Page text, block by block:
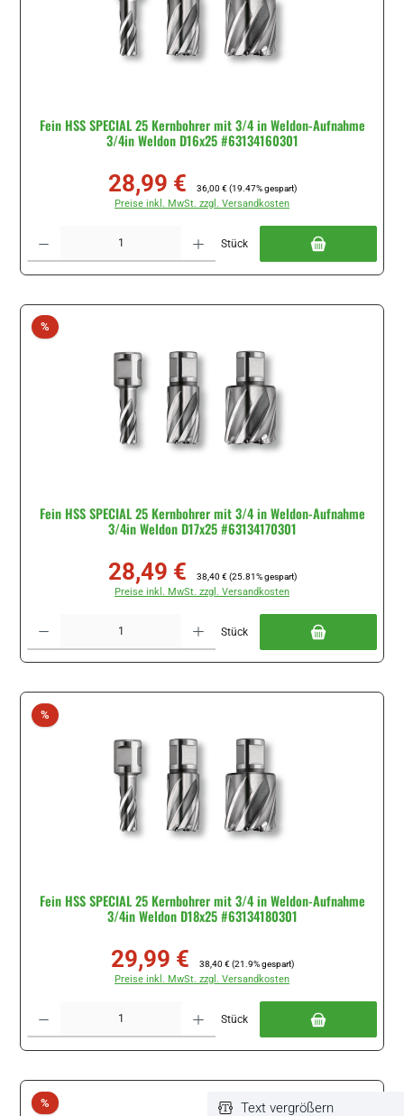
Fein HSS SPECIAL 25 Kernbohrer mit 3/4 in Weldon-Aufnahme
3/4in Weldon D16x25 #63134160301
Verkaufspreis:
28,99 € Regulärer Preis:
36,00 € (19.47% gespart)
Preise inkl. MwSt. zzgl. Versandkosten
Stück
%Rabatt
Fein HSS SPECIAL 25 Kernbohrer mit 3/4 in Weldon-Aufnahme
3/4in Weldon D17x25 #63134170301
Verkaufspreis:
28,49 € 38,40 € (25.81% gespart)
Preise inkl. MwSt. zzgl. Versandkosten
Stück
%Rabatt
Fein HSS SPECIAL 25 Kernbohrer mit 3/4 in Weldon-Aufnahme
3/4in Weldon D18x25 #63134180301
Verkaufspreis:
29,99 € Regulärer Preis:
38,40 € (21.9% gespart)
Preise inkl. MwSt. zzgl. Versandkosten
Stück
%Rabatt
Text vergrößern